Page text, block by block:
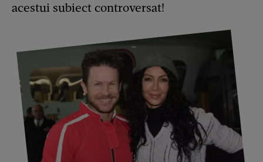
acestui subiect controversat!